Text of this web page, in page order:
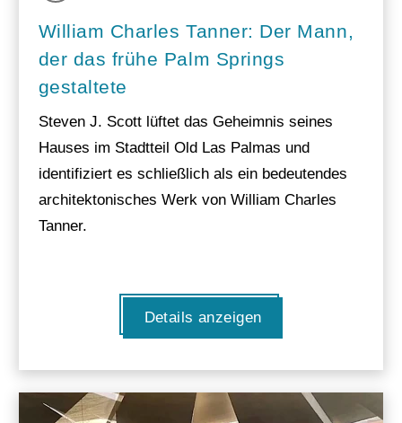
William Charles Tanner: Der Mann,
der das frühe Palm Springs
gestaltete
Steven J. Scott lüftet das Geheimnis seines
Hauses im Stadtteil Old Las Palmas und
identifiziert es schließlich als ein bedeutendes
architektonisches Werk von William Charles
Tanner.
Details anzeigen